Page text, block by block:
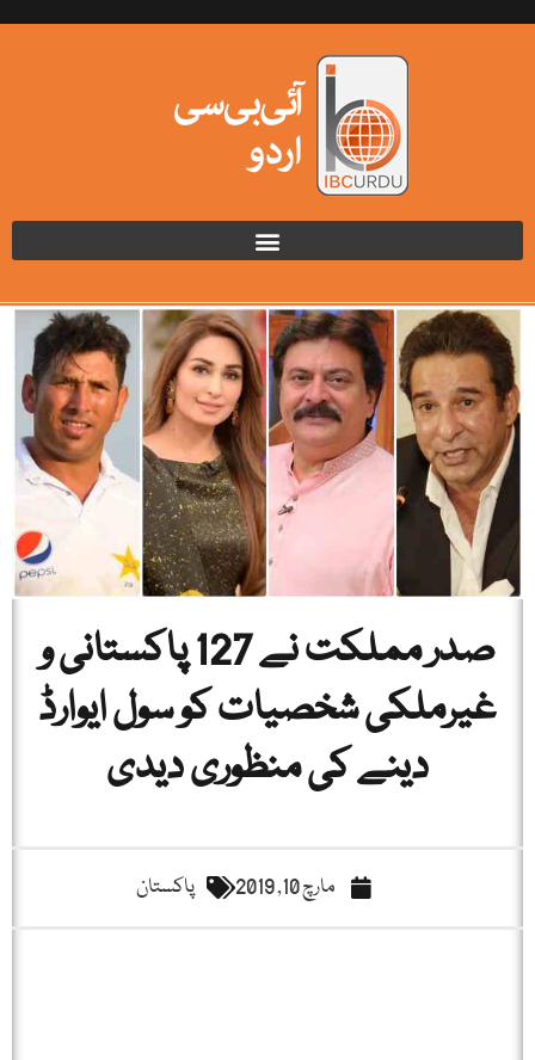
صدر مملکت نے 127 پاکستانی و
غیرملکی شخصیات کو سول ایوارڈ
دینے کی منظوری دیدی
مارچ 10, 2019 پاکستان